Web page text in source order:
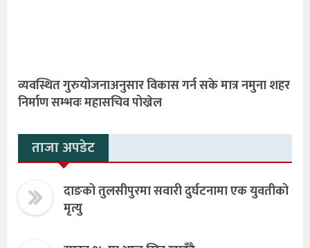
व्यवस्थित गुरुयोजनाअनुसार विकास गर्न सके मात्र नमुना शहर
निर्माण सम्भवः महासचिव पोख्रेल
ताजा अपडेट
दाङको तुलसीपुरमा सवारी दुर्घटनामा एक युवतीको
मृत्यु